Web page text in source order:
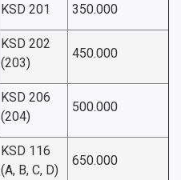
KSD 201 350.000
KSD 202
(203)
450.000
KSD 206
(204)
500.000
KSD 116
(A, B, C, D)
650.000